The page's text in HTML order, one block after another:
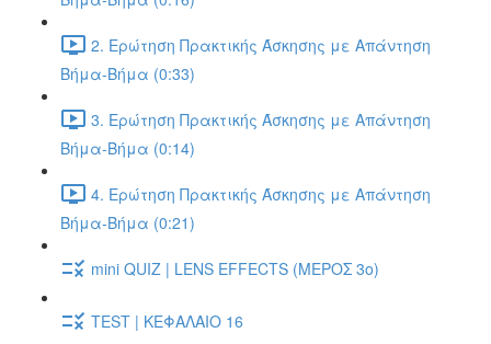
2. Ερώτηση Πρακτικής Άσκησης με Απάντηση
Βήμα-Βήμα (0:33)
3. Ερώτηση Πρακτικής Άσκησης με Απάντηση
Βήμα-Βήμα (0:14)
4. Ερώτηση Πρακτικής Άσκησης με Απάντηση
Βήμα-Βήμα (0:21)
mini QUIZ | LENS EFFECTS (ΜΕΡΟΣ 3o)
TEST | ΚΕΦΑΛΑΙΟ 16